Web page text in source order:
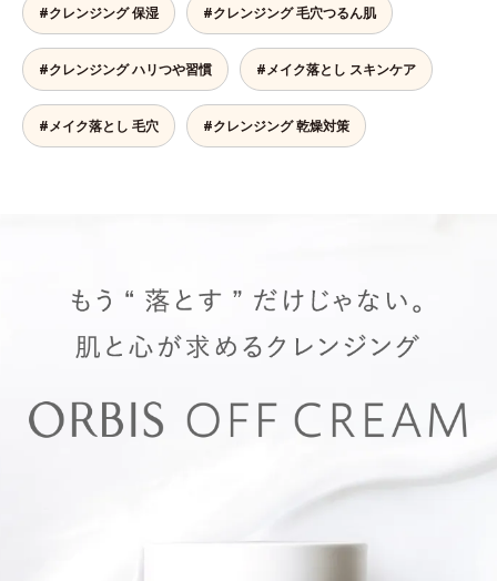
#クレンジング 保湿 #クレンジング 毛穴つるん肌
#クレンジング ハリつや習慣 #メイク落とし スキンケア
#メイク落とし 毛穴 #クレンジング 乾燥対策